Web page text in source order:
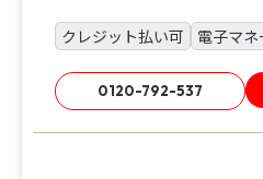
クレジット払い可 電子マ
0120-792-537